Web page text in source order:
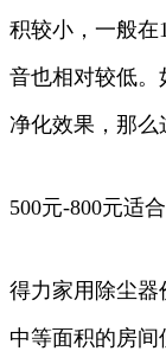
积较小，一般在
音也相对较低。
净化效果，那么
500元-800元适
得力家用除尘器
中等面积的房